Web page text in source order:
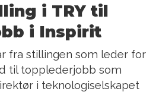
i TRY til
i Inspirit
fra stillingen som leder for
til topplederjobb som
i teknologiselskapet